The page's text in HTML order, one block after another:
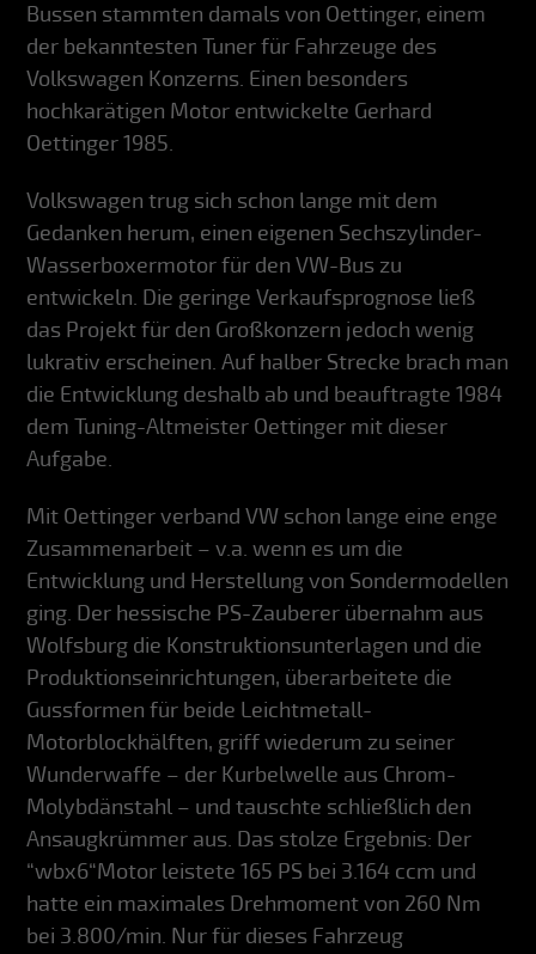
Bussen stammten damals von Oettinger, einem
der bekanntesten Tuner für Fahrzeuge des
Volkswagen Konzerns. Einen besonders
hochkarätigen Motor entwickelte Gerhard
Oettinger 1985.
Volkswagen trug sich schon lange mit dem
Gedanken herum, einen eigenen Sechszylinder-
Wasserboxermotor für den VW-Bus zu
entwickeln. Die geringe Verkaufsprognose ließ
das Projekt für den Großkonzern jedoch wenig
lukrativ erscheinen. Auf halber Strecke brach man
die Entwicklung deshalb ab und beauftragte 1984
dem Tuning-Altmeister Oettinger mit dieser
Aufgabe.
Mit Oettinger verband VW schon lange eine enge
Zusammenarbeit – v.a. wenn es um die
Entwicklung und Herstellung von Sondermodellen
ging. Der hessische PS-Zauberer übernahm aus
Wolfsburg die Konstruktionsunterlagen und die
Produktionseinrichtungen, überarbeitete die
Gussformen für beide Leichtmetall-
Motorblockhälften, griff wiederum zu seiner
Wunderwaffe – der Kurbelwelle aus Chrom-
Molybdänstahl – und tauschte schließlich den
Ansaugkrümmer aus. Das stolze Ergebnis: Der
“wbx6“Motor leistete 165 PS bei 3.164 ccm und
hatte ein maximales Drehmoment von 260 Nm
bei 3.800/min. Nur für dieses Fahrzeug